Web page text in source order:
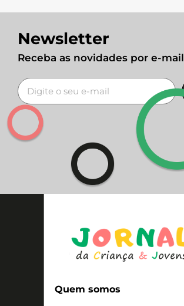
Newsletter
Receba as novidades por e-mail
Quem somos